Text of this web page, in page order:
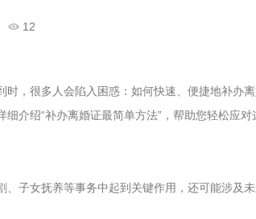
12
，很多人会陷入困惑：如何快速、便捷地补办
介绍“补办离婚证最简单方法”，帮助您轻松应对
子女抚养等事务中起到关键作用，还可能涉及